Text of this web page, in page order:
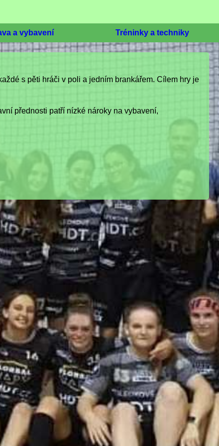
a vybavení Tréninky a techniky
s pěti hráči v poli a jedním brankářem. Cílem hry je
přednosti patří nízké nároky na vybavení,